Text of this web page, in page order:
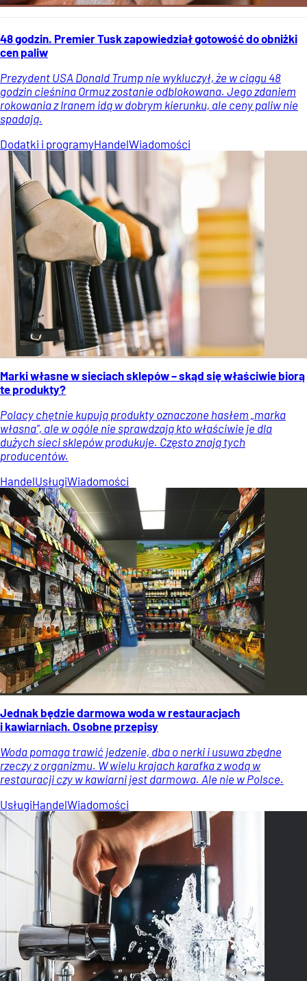
48 godzin. Premier Tusk zapowiedział gotowość do obniżki
cen paliw
Prezydent USA Donald Trump nie wykluczył, że w ciągu 48
godzin cieśnina Ormuz zostanie odblokowana. Jego zdaniem
rokowania z Iranem idą w dobrym kierunku, ale ceny paliw nie
spadają.
Dodatki i programyHandelWiadomości
Marki własne w sieciach sklepów – skąd się właściwie biorą
te produkty?
Polacy chętnie kupują produkty oznaczone hasłem „marka
własna”, ale w ogóle nie sprawdzają kto właściwie je dla
dużych sieci sklepów produkuje. Często znają tych
producentów.
HandelUsługiWiadomości
Jednak będzie darmowa woda w restauracjach
i kawiarniach. Osobne przepisy
Woda pomaga trawić jedzenie, dba o nerki i usuwa zbędne
rzeczy z organizmu. W wielu krajach karafka z wodą w
restauracji czy w kawiarni jest darmowa. Ale nie w Polsce.
UsługiHandelWiadomości